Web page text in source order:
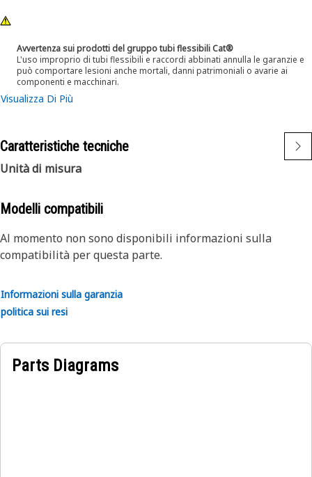
Avvertenza sui prodotti del gruppo tubi flessibili Cat®
L'uso improprio di tubi flessibili e raccordi abbinati annulla le garanzie e
può comportare lesioni anche mortali, danni patrimoniali o avarie ai
componenti e macchinari.
Visualizza Di Più
Caratteristiche tecniche
Unità di misura
Modelli compatibili
Al momento non sono disponibili informazioni sulla
compatibilità per questa parte.
Informazioni sulla garanzia
politica sui resi
Parts Diagrams